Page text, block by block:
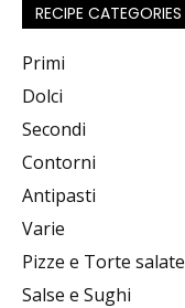
RECIPE CATEGORIES
Primi
Dolci
Secondi
Contorni
Antipasti
Varie
Pizze e Torte salate
Salse e Sughi